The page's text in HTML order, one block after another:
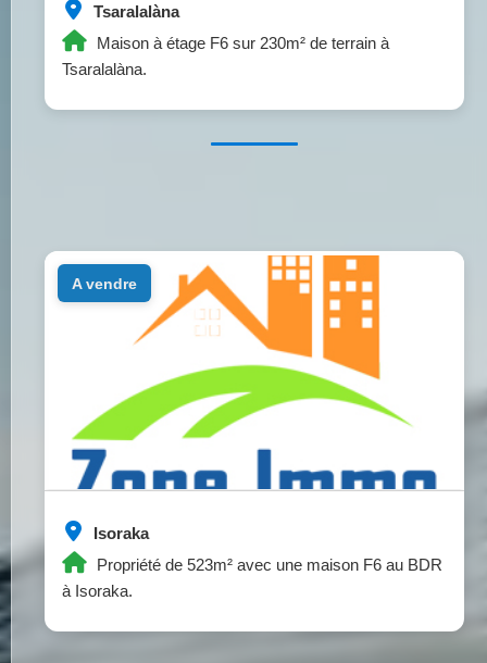
Tsaralalàna
Maison à étage F6 sur 230m² de terrain à
Tsaralalàna.
Isoraka
Propriété de 523m² avec une maison F6 au BDR
à Isoraka.
a vendre